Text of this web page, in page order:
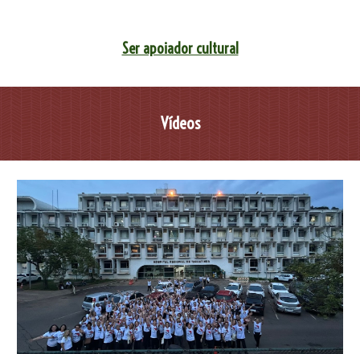
Ser apoiador cultural
Vídeos